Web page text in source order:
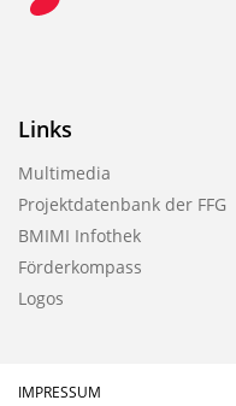
Links
Multimedia
Projektdatenbank der FFG
BMIMI Infothek
Förderkompass
Logos
IMPRESSUM